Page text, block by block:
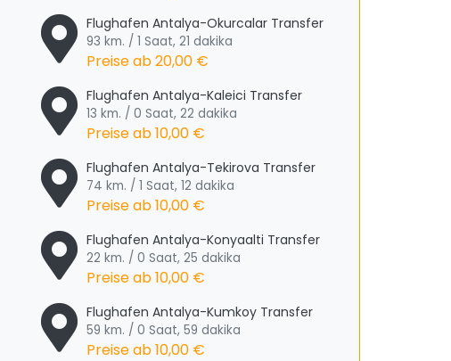
Flughafen Antalya-Okurcalar Transfer
93 km. / 1 Saat, 21 dakika
Preise ab20,00 €
Flughafen Antalya-Kaleici Transfer
13 km. / 0 Saat, 22 dakika
Preise ab10,00 €
Flughafen Antalya-Tekirova Transfer
74 km. / 1 Saat, 12 dakika
Preise ab10,00 €
Flughafen Antalya-Konyaalti Transfer
22 km. / 0 Saat, 25 dakika
Preise ab10,00 €
Flughafen Antalya-Kumkoy Transfer
59 km. / 0 Saat, 59 dakika
Preise ab10,00 €